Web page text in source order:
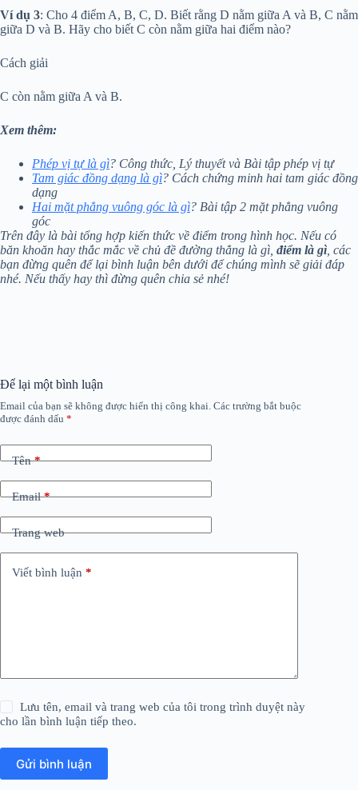
Ví dụ 3: Cho 4 điểm A, B, C, D. Biết rằng D nằm giữa A và B, C nằm
giữa D và B. Hãy cho biết C còn nằm giữa hai điểm nào?
Cách giải
C còn nằm giữa A và B.
Xem thêm:
Phép vị tự là gì? Công thức, Lý thuyết và Bài tập phép vị tự
Tam giác đồng dạng là gì? Cách chứng minh hai tam giác đồng
dạng
Hai mặt phẳng vuông góc là gì? Bài tập 2 mặt phẳng vuông
góc
Trên đây là bài tổng hợp kiến thức về điểm trong hình học. Nếu có
băn khoăn hay thắc mắc về chủ đề đường thẳng là gì, điểm là gì, các
bạn đừng quên để lại bình luận bên dưới để chúng mình sẽ giải đáp
nhé. Nếu thấy hay thì đừng quên chia sẻ nhé!
Để lại một bình luận
Email của bạn sẽ không được hiển thị công khai. Các trường bắt buộc
được đánh dấu *
Tên*
Email*
Trang web
Viết bình luận *
Lưu tên, email và trang web của tôi trong trình duyệt này
cho lần bình luận tiếp theo.
Gửi bình luận